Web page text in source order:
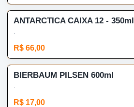
ANTARCTICA CAIXA 12 - 350ml
.
R$ 66,00
BIERBAUM PILSEN 600ml
.
R$ 17,00